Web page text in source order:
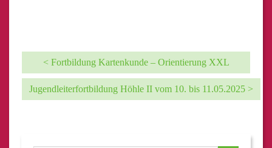
< Fortbildung Kartenkunde – Orientierung XXL
Jugendleiterfortbildung Höhle II vom 10. bis 11.05.2025 >